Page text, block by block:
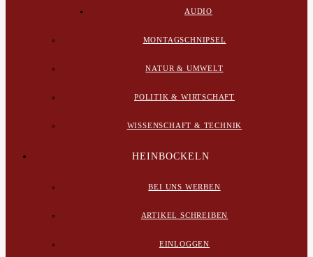
AUDIO
MONTAGSCHNIPSEL
NATUR & UMWELT
POLITIK & WIRTSCHAFT
WISSENSCHAFT & TECHNIK
HEINBOCKELN
BEI UNS WERBEN
ARTIKEL SCHREIBEN
EINLOGGEN